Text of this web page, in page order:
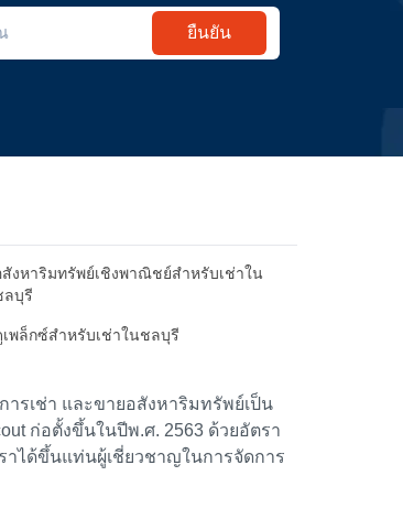
ยืนยัน
สังหาริมทรัพย์เชิงพาณิชย์สำหรับเช่าใน
ลบุรี
เพล็กซ์สำหรับเช่าในชลบุรี
ารเช่า และขายอสังหาริมทรัพย์เป็น
ก่อตั้งขึ้นในปีพ.ศ. 2563 ด้วยอัตรา
าได้ขึ้นแท่นผู้เชี่ยวชาญในการจัดการ